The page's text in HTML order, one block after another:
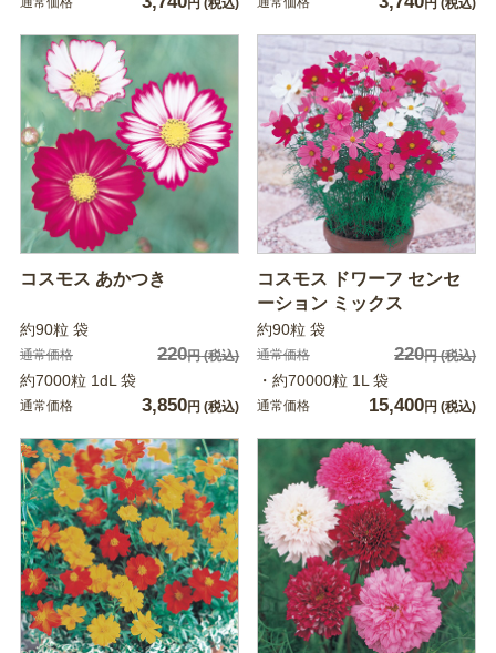
円 (税込) 円 (税込)
コスモス あかつき
約90粒 袋
通常価格 220円(税込)
約7000粒 1dL 袋
通常価格 3,850円 (税込)
コスモス ドワーフ センセ
ーション ミックス
約90粒 袋
通常価格 220円(税込)
・約70000粒 1L 袋
通常価格 15,400円 (税込)